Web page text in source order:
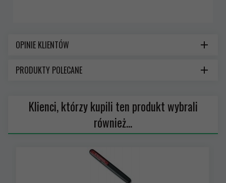
OPINIE KLIENTÓW
PRODUKTY POLECANE
Klienci, którzy kupili ten produkt wybrali
również...